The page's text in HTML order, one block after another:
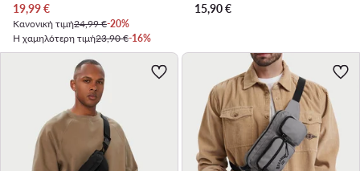
Τρέχουσα τιμή
19,99€
Κανονική τιμή24,99 €-20%
Η χαμηλότερη τιμή23,90 €-16%
15,90€